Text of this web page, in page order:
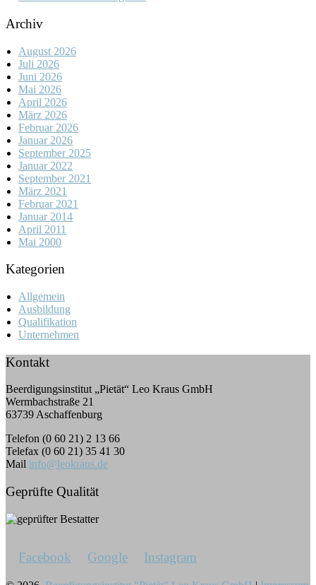
Archiv
August 2026
Juli 2026
Juni 2026
Mai 2026
April 2026
März 2026
Februar 2026
Januar 2026
September 2025
Januar 2022
September 2021
März 2021
Februar 2021
Januar 2014
April 2011
Mai 2000
Kategorien
Allgemein
Ausbildung
Qualifikation
Unternehmen
Kontakt
Beerdigungsinstitut „Pietät“ Leo Kraus GmbH
Wermbachstraße 21
63739 Aschaffenburg
Telefon (0 60 21) 2 13 66
Telefax (0 60 21) 35 41 30
Mail info@leokraus.de
Geprüfte Qualität
Facebook Google Instagram